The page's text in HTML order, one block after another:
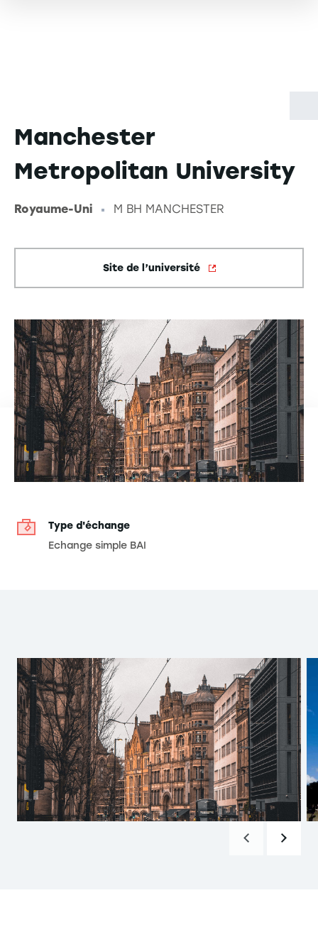
Manchester
Metropolitan University
Royaume-Uni M BH MANCHESTER
Site de l’université
Type d'échange
Echange simple BAI